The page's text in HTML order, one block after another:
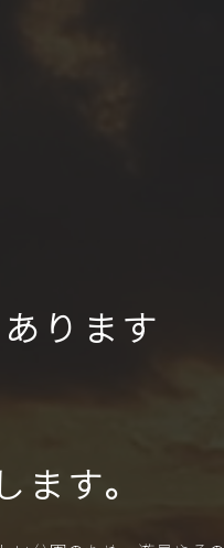
ります
す。